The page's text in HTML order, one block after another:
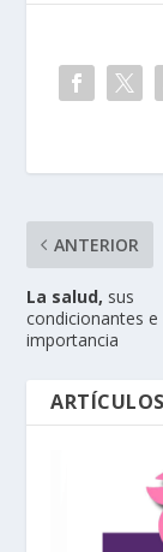
ANTERIOR
La salud, sus
condicionantes e
importancia